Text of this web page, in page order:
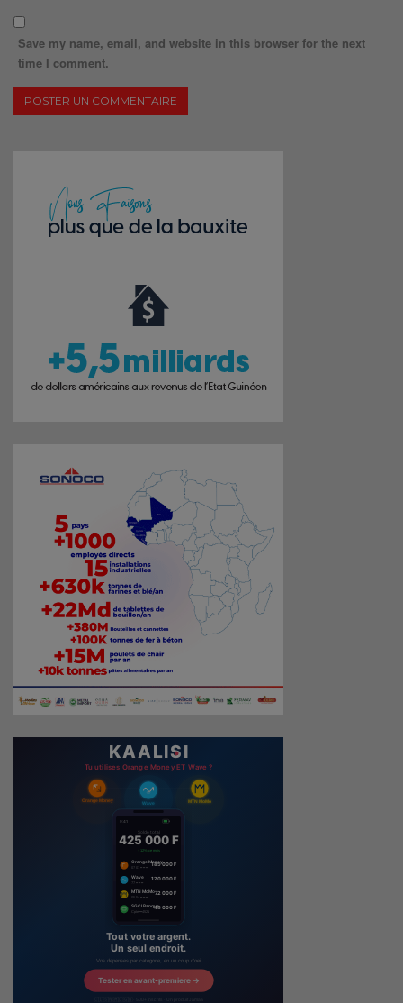
Save my name, email, and website in this browser for the next
time I comment.